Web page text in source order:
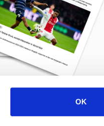
OK
aan voor de nieuwsbrief